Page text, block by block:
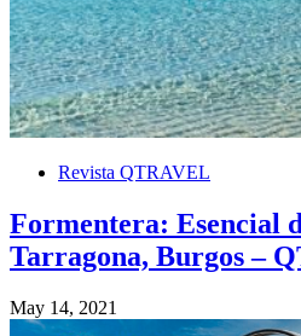
Revista QTRAVEL
Formentera: Esencial
Tarragona, Burgos –
May 14, 2021